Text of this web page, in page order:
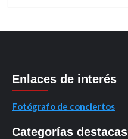
Enlaces de interés
Fotógrafo de conciertos
Categorías destacas